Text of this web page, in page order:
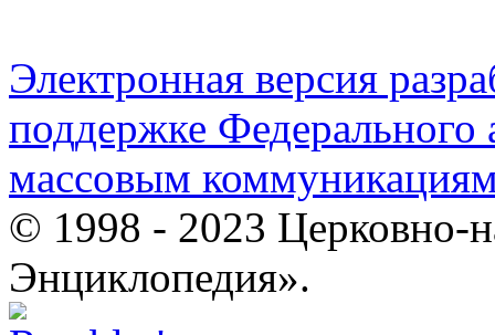
Электронная версия
поддержке Федерального
массовым
© 1998 - 2023 Церковно-
Энциклопедия».